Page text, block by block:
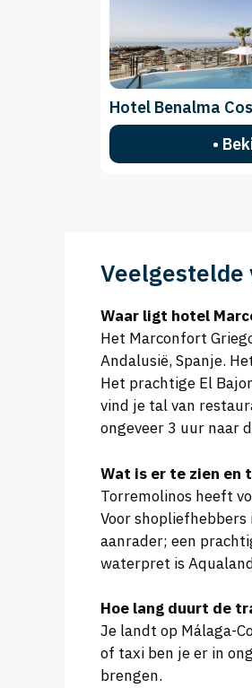
Hotel Benalma
•
Veelgestelde
Waar ligt hotel
Het Marconfort
Andalusië, Spanje.
Het prachtige El
vind je tal van
ongeveer 3 uur naar
Wat is er te zien en
Torremolinos heeft
Voor shopliefhebbers
aanrader; een
waterpret is
Hoe lang duurt de
Je landt op Málaga-
of taxi ben je er in
brengen.